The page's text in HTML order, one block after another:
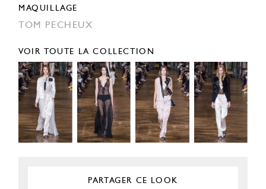
MAQUILLAGE
TOM PECHEUX
VOIR TOUTE LA COLLECTION
PARTAGER CE LOOK